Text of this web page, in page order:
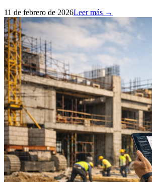
11 de febrero de 2026Leer más →